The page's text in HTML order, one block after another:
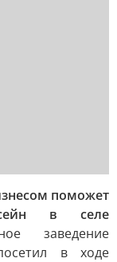
поможет
в селе
заведение
в ходе